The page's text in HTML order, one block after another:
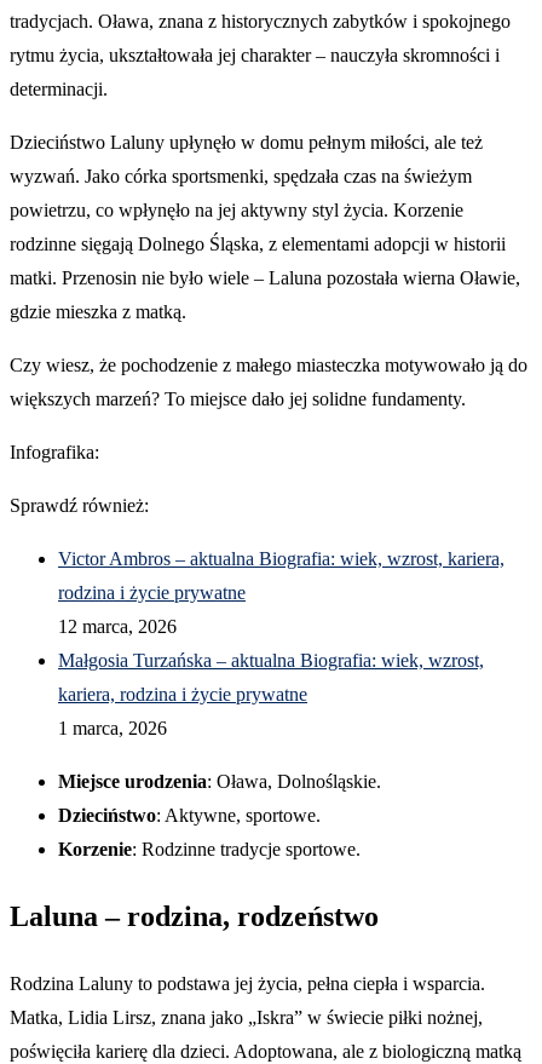
tradycjach. Oława, znana z historycznych zabytków i spokojnego
rytmu życia, ukształtowała jej charakter – nauczyła skromności i
determinacji.
Dzieciństwo Laluny upłynęło w domu pełnym miłości, ale też
wyzwań. Jako córka sportsmenki, spędzała czas na świeżym
powietrzu, co wpłynęło na jej aktywny styl życia. Korzenie
rodzinne sięgają Dolnego Śląska, z elementami adopcji w historii
matki. Przenosin nie było wiele – Laluna pozostała wierna Oławie,
gdzie mieszka z matką.
Czy wiesz, że pochodzenie z małego miasteczka motywowało ją do
większych marzeń? To miejsce dało jej solidne fundamenty.
Infografika:
Sprawdź również:
Victor Ambros – aktualna Biografia: wiek, wzrost, kariera,
rodzina i życie prywatne
12 marca, 2026
Małgosia Turzańska – aktualna Biografia: wiek, wzrost,
kariera, rodzina i życie prywatne
1 marca, 2026
Miejsce urodzenia: Oława, Dolnośląskie.
Dzieciństwo: Aktywne, sportowe.
Korzenie: Rodzinne tradycje sportowe.
Laluna – rodzina, rodzeństwo
Rodzina Laluny to podstawa jej życia, pełna ciepła i wsparcia.
Matka, Lidia Lirsz, znana jako „Iskra” w świecie piłki nożnej,
poświęciła karierę dla dzieci. Adoptowana, ale z biologiczną matką